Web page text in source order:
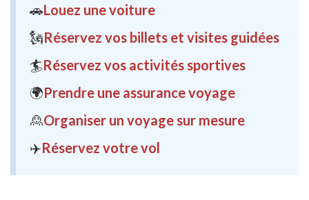
🚗Louez une voiture
🗽Réservez vos billets et visites guidées
🏄Réservez vos activités sportives
🌍Prendre une assurance voyage
🙎Organiser un voyage sur mesure
✈️Réservez votre vol